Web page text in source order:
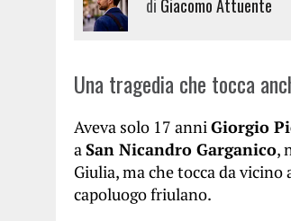
di Giacomo Attuente
Una tragedia che tocca
Aveva solo 17 anniGiorgio
aSan Nicandro Garganico,
Giulia, ma che tocca da vicino
capoluogo friulano.